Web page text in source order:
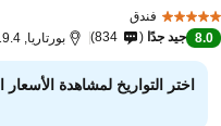
فندق
8.0 جيد جدًا 834 بورتاريا, 19.4 كم إلى أفيتوس
اختر التواريخ لمشاهدة الأسعار